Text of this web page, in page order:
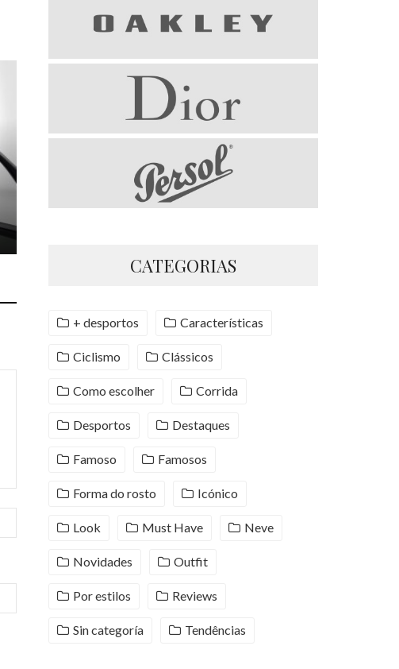
CATEGORIAS
+ desportos Características
Ciclismo Clássicos
Como escolher Corrida
Desportos Destaques
Famoso Famosos
Forma do rosto Icónico
Look Must Have Neve
Novidades Outfit
Por estilos Reviews
Sin categoría Tendências